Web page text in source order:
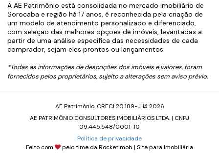
A AE Patrimônio está consolidada no mercado imobiliário de
Sorocaba e região há 17 anos, é reconhecida pela criação de
um modelo de atendimento personalizado e diferenciado,
com seleção das melhores opções de imóveis, levantadas a
partir de uma análise específica das necessidades de cada
comprador, sejam eles prontos ou lançamentos.
*Todas as informações de descrições dos imóveis e valores, foram
fornecidos pelos proprietários, sujeito a alterações sem aviso prévio.
AE Patrimônio. CRECI 20.189-J © 2026
AE PATRIMÔNIO CONSULTORES IMOBILIÁRIOS LTDA. | CNPJ
09.445.548/0001-10
Política de privacidade
Feito com
pelo time da RocketImob | Site para Imobiliária